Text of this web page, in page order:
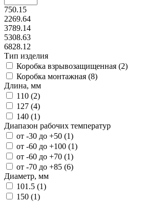
750.15
2269.64
3789.14
5308.63
6828.12
Тип изделия
Коробка взрывозащищенная (2)
Коробка монтажная (8)
Длина, мм
110 (2)
127 (4)
140 (1)
Диапазон рабочих температур
от -30 до +50 (1)
от -60 до +100 (1)
от -60 до +70 (1)
от -70 до +85 (6)
Диаметр, мм
101.5 (1)
150 (1)